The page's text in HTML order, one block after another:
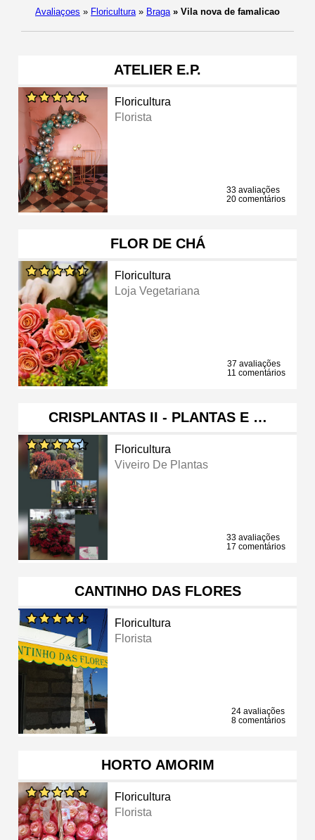
Avaliaçoes » Floricultura » Braga » Vila nova de famalicao
ATELIER E.P.
Floricultura
Florista
33 avaliações
20 comentários
FLOR DE CHÁ
Floricultura
Loja Vegetariana
37 avaliações
11 comentários
CRISPLANTAS II - PLANTAS E …
Floricultura
Viveiro De Plantas
33 avaliações
17 comentários
CANTINHO DAS FLORES
Floricultura
Florista
24 avaliações
8 comentários
HORTO AMORIM
Floricultura
Florista